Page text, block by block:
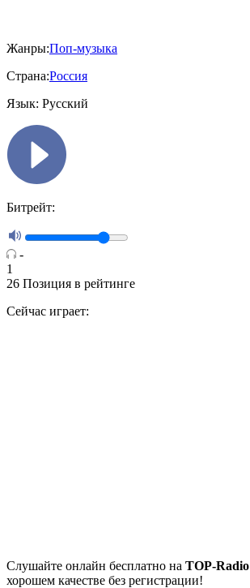
Жанры:Поп-музыка
Страна:Россия
Язык: Русский
Битрейт:
-
1
26 Позиция в рейтинге
Сейчас играет:
Cлушайте онлайн бесплатно на TOP-Radio
хорошем качестве без регистрации!